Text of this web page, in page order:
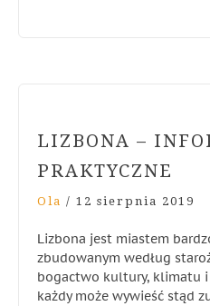
LIZBONA –
PRAKTYCZNE
Ola / 12 sierpnia 2019
Lizbona jest miastem
zbudowanym według
bogactwo kultury, klimatu
każdy może wywieść stąd